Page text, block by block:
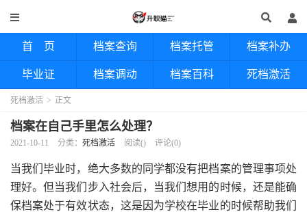
首 页 档案查询 档案托管 档案补办
毕业证 档案调动 档案百科 死档激活
死档激活 > 正文
档案在自己手里怎么处理？
2021-10-11 分类： 死档激活 阅读() 评论(0)
当我们毕业时，绝大多数的同学都没有把档案的管理事项处
理好。但当我们步入社会后，当我们想用的时候，还是能确
保档案处于有效状态，这是因为学校在毕业的时候帮助我们